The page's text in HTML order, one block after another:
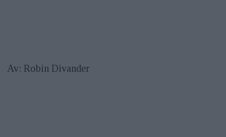
Av: Robin Divander